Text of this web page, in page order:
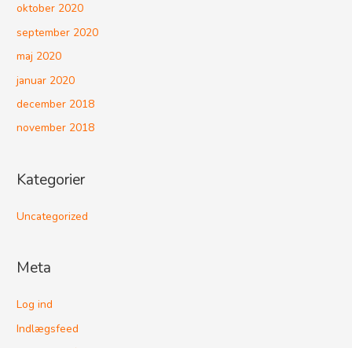
oktober 2020
september 2020
maj 2020
januar 2020
december 2018
november 2018
Kategorier
Uncategorized
Meta
Log ind
Indlægsfeed